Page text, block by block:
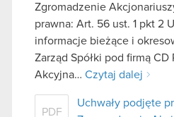
Zgromadzenie
prawna: Art. 56 ust. 1 pkt 2
informacje bieżące i
Zarząd Spółki pod firmą CD
Akcyjna… Czytaj dalej
PDF
Uchwały podjęte